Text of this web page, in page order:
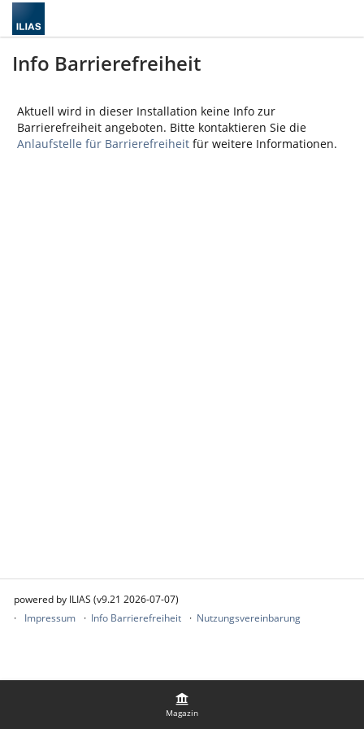
Magazin
Info Barrierefreiheit
Aktuell wird in dieser Installation keine Info zur
Barrierefreiheit angeboten. Bitte kontaktieren Sie die
Anlaufstelle für Barrierefreiheit für weitere Informationen.
powered by ILIAS (v9.21 2026-07-07)
Impressum
Info Barrierefreiheit Nutzungsvereinbarung